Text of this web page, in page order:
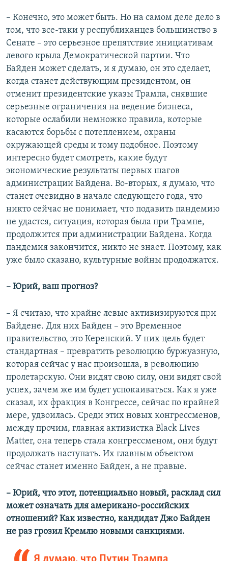
– Конечно, это может быть. Но на самом деле дело в
том, что все-таки у республиканцев большинство в
Сенате – это серьезное препятствие инициативам
левого крыла Демократической партии. Что
Байден может сделать, и я думаю, он это сделает,
когда станет действующим президентом, он
отменит президентские указы Трампа, снявшие
серьезные ограничения на ведение бизнеса,
которые ослабили немножко правила, которые
касаются борьбы с потеплением, охраны
окружающей среды и тому подобное. Поэтому
интересно будет смотреть, какие будут
экономические результаты первых шагов
администрации Байдена. Во-вторых, я думаю, что
станет очевидно в начале следующего года, что
никто сейчас не понимает, что подавить пандемию
не удастся, ситуация, которая была при Трампе,
продолжится при администрации Байдена. Когда
пандемия закончится, никто не знает. Поэтому, как
уже было сказано, культурные войны продолжатся.
– Юрий, ваш прогноз?
– Я считаю, что крайне левые активизируются при
Байдене. Для них Байден – это Временное
правительство, это Керенский. У них цель будет
стандартная – превратить революцию буржуазную,
которая сейчас у нас произошла, в революцию
пролетарскую. Они видят свою силу, они видят свой
успех, зачем же им будет успокаиваться. Как я уже
сказал, их фракция в Конгрессе, сейчас по крайней
мере, удвоилась. Среди этих новых конгрессменов,
между прочим, главная активистка Black Lives
Matter, она теперь стала конгрессменом, они будут
продолжать наступать. Их главным объектом
сейчас станет именно Байден, а не правые.
– Юрий, что этот, потенциально новый, расклад сил
может означать для американо-российских
отношений? Как известно, кандидат Джо Байден
не раз грозил Кремлю новыми санкциями.